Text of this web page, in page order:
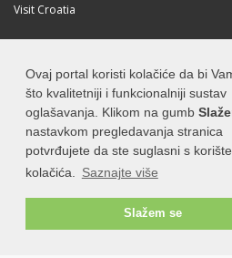
Ovaj portal koristi kolačiće da bi
što kvalitetniji i funkcionalniji sustav
oglašavanja. Klikom na gumb
nastavkom pregledavanja stranica
potvrđujete da ste suglasni s
kolačića.
Saznajte više
Slažem se
Visit Croatia
© 2026 Visit-Hvar.com -